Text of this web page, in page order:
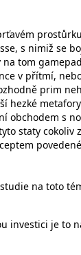
s nimiž se
na tom
v přítmí,
prim
hezké
obchodem s
staty cokoliv
na toto
investici je to